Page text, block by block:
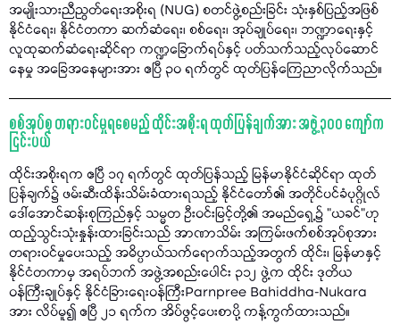
အမျိုးသားညီညွတ်ရေးအစိုးရ (NUG) စတင်ဖွဲ့စည်းခြင်း သုံးနှစ်ပြည့်အဖြစ်
နိုင်ငံရေး၊ နိုင်ငံတကာ ဆက်ဆံရေး၊ စစ်ရေး၊ အုပ်ချုပ်ရေး၊ ဘဏ္ဍာရေးနှင့်
လူထုဆက်ဆံရေးဆိုင်ရာ ကဏ္ဍခြောက်ရပ်နှင့် ပတ်သက်သည့်လုပ်ဆောင်
နေမှု အခြေအနေများအား ဧပြီ ၃၀ ရက်တွင် ထုတ်ပြန်ကြေညာလိုက်သည်။
စစ်အုပ်စု တရားဝင်မှုရစေမည့် ထိုင်းအစိုးရ ထုတ်ပြန်ချက်အား အဖွဲ့ ၃၀၀ ကျော်က
ငြင်းပယ်
ထိုင်းအစိုးရက ဧပြီ ၁၇ ရက်တွင် ထုတ်ပြန်သည့် မြန်မာနိုင်ငံဆိုင်ရာ ထုတ်
ပြန်ချက်၌ ဖမ်းဆီးထိန်းသိမ်းခံထားရသည့် နိုင်ငံတော်၏ အတိုင်ပင်ခံပုဂ္ဂိုလ်
ဒေါ်အောင်ဆန်းစုကြည်နှင့် သမ္မတ ဦးဝင်းမြင့်တို့၏ အမည်ရှေ့၌ "ယခင်"ဟု
ထည့်သွင်းသုံးနှုန်းထားခြင်းသည် အာဏာသိမ်း အကြမ်းဖက်စစ်အုပ်စုအား
တရားဝင်မှုပေးသည့် အဓိပ္ပာယ်သက်ရောက်သည့်အတွက် ထိုင်း၊ မြန်မာနှင့်
နိုင်ငံတကာမှ အရပ်ဘက် အဖွဲ့အစည်းပေါင်း ၃၁၂ ဖွဲ့က ထိုင်း ဒုတိယ
ဝန်ကြီးချုပ်နှင့် နိုင်ငံခြားရေးဝန်ကြီးParnpree Bahiddha-Nukara
အား လိပ်မူ၍ ဧပြီ ၂၁ ရက်က အိပ်ဖွင့်ပေးစာပို့ ကန့်ကွက်ထားသည်။